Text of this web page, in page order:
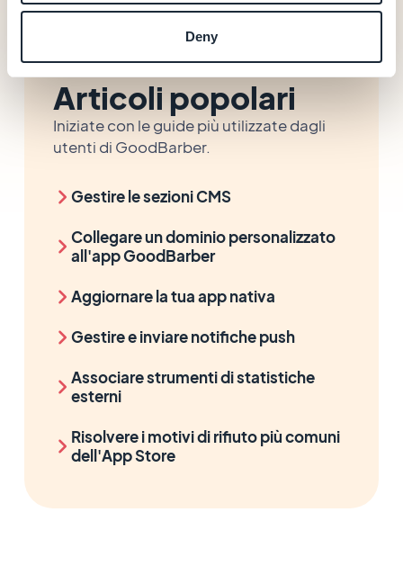
Deny
Articoli popolari
Iniziate con le guide più utilizzate dagli
utenti di GoodBarber.
Gestire le sezioni CMS
Collegare un dominio personalizzato
all'app GoodBarber
Aggiornare la tua app nativa
Gestire e inviare notifiche push
Associare strumenti di statistiche
esterni
Risolvere i motivi di rifiuto più comuni
dell'App Store